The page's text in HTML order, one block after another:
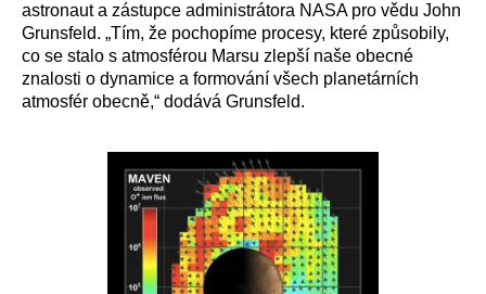
astronaut a zástupce administrátora NASA pro vědu John
Grunsfeld. „Tím, že pochopíme procesy, které způsobily,
co se stalo s atmosférou Marsu zlepší naše obecné
znalosti o dynamice a formování všech planetárních
atmosfér obecně,“ dodává Grunsfeld.